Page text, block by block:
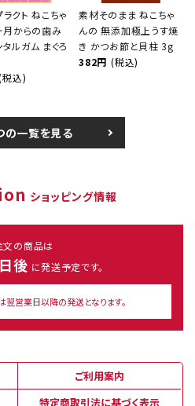
クト ねこちゃ
月からの歯み
ルガム まぐろ
税込)
素材そのまま ねこちゃ
んの 無添加極上うす焼
き かつお節と貝柱 3g
382円 (税込)
の一覧を見る
ショッピング情報
文の商品は
後 に発送予定です。
営業日以降の発送となります。
ご利用案内
特定商取引法に基づく表示